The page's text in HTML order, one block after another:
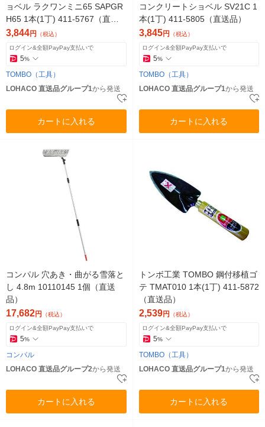
ョベル ラクワンミニ65 SAPGR
H65 1本(1丁) 411-5767（直送
品）
3,844円 （税込）
ログイン&全額PayPay支払いで
5%
TOMBO（工具）
LOHACO 直送品グループ1から発送
カートに入れる
コンクリートショベル SV21C 1
本(1丁) 411-5805（直送品）
3,845円 （税込）
ログイン&全額PayPay支払いで
5%
TOMBO（工具）
LOHACO 直送品グループ1から発送
カートに入れる
コンパル 穴あき・曲がる雪落と
し 4.8m 10110145 1個（直送
品）
17,682円 （税込）
ログイン&全額PayPay支払いで
5%
コンパル
LOHACO 直送品グループ2から発送
カートに入れる
トンボ工業 TOMBO 鋼付移植ゴ
テ TMAT010 1本(1丁) 411-5872
（直送品）
2,539円 （税込）
ログイン&全額PayPay支払いで
5%
TOMBO（工具）
LOHACO 直送品グループ1から発送
カートに入れる